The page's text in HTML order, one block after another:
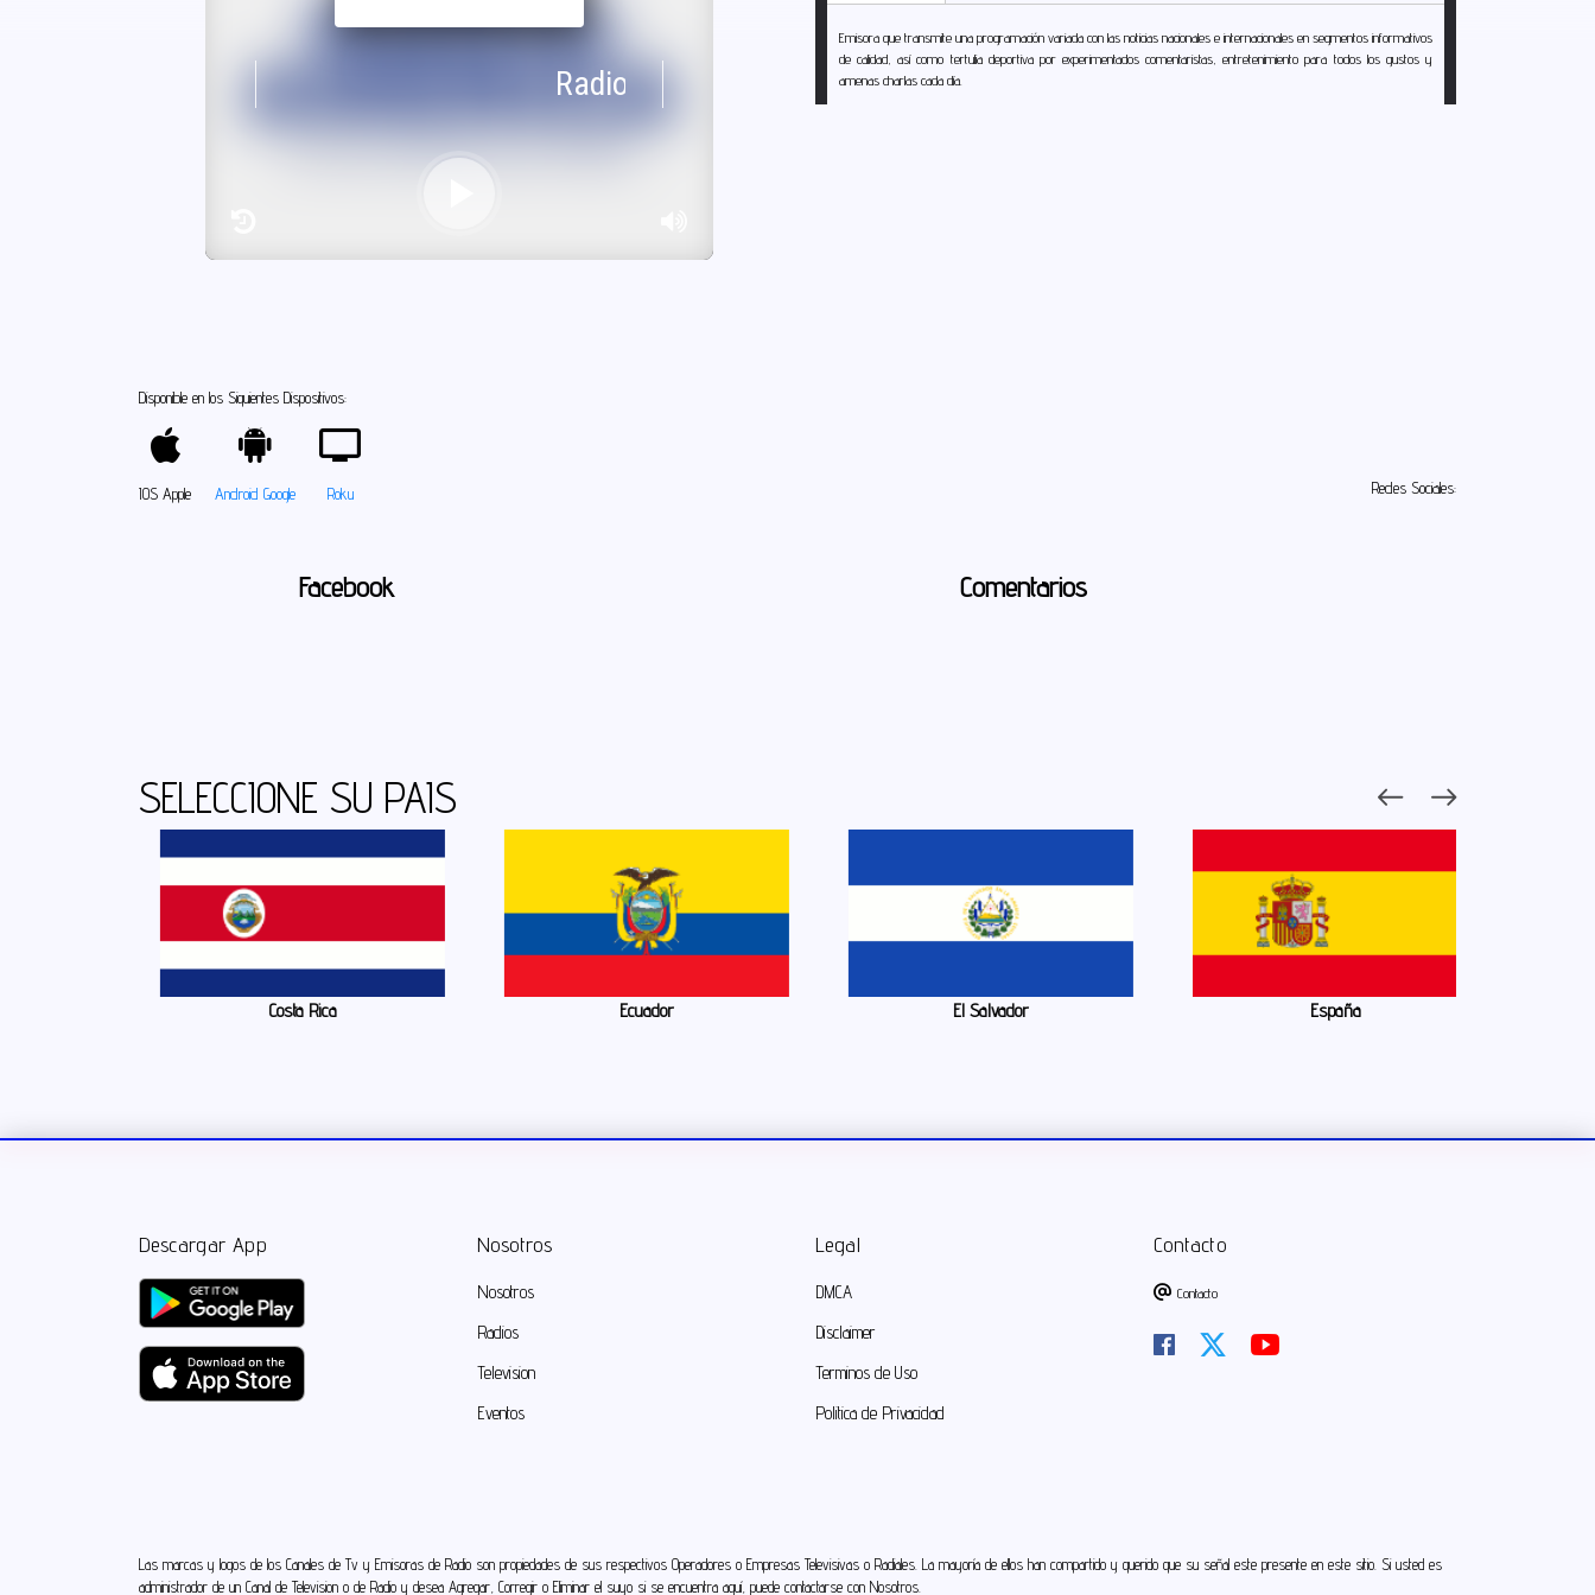
Emisora que transmite una programación variada con las noticias nacionales e internacionales en segmentos informativos
de calidad, así como tertulia deportiva por experimentados comentaristas, entretenimiento para todos los gustos y
amenas charlas cada día.
Disponible en los Siquientes Dispositivos:
IOS Apple Android Google Roku Redes Sociales:
Facebook Comentarios
SELECCIONE SU PAIS
Costa Rica Ecuador El Salvador España
Descargar App Nosotros
Nosotros
Radios
Television
Eventos
Legal
DMCA
Disclaimer
Terminos de Uso
Politica de Privacidad
Contacto
Contacto
Las marcas y logos de los Canales de Tv y Emisoras de Radio son propiedades de sus respectivos Operadores o Empresas Televisivas o Radiales. La mayoría de ellos han compartido y querido que su señal este presente en este sitio. Si usted es
administrador de un Canal de Television o de Radio y desea Agregar, Corregir o Eliminar el suyo si se encuentra aquí, puede contactarse con Nosotros